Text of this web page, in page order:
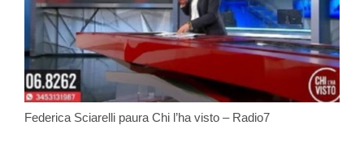
Federica Sciarelli paura Chi l’ha visto – Radio7